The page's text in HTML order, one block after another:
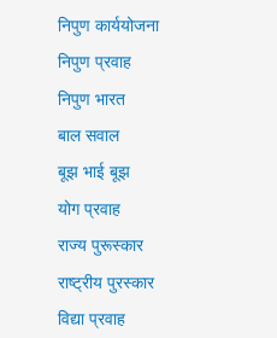
निपुण कार्ययोजना
निपुण प्रवाह
निपुण भारत
बाल सवाल
बूझ भाई बूझ
योग प्रवाह
राज्य पुरूस्कार
राष्ट्रीय पुरस्कार
विद्या प्रवाह